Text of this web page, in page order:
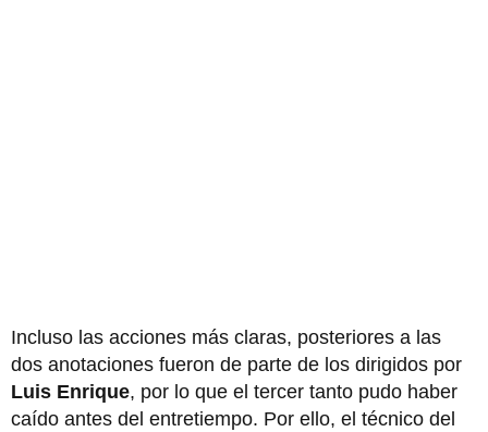
Incluso las acciones más claras, posteriores a las
dos anotaciones fueron de parte de los dirigidos por
Luis Enrique, por lo que el tercer tanto pudo haber
caído antes del entretiempo. Por ello, el técnico del